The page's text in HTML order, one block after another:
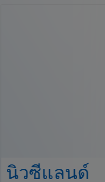
นิวซีแลนด์